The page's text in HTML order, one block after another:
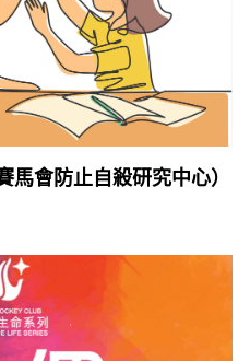
會防止自殺研究中心）